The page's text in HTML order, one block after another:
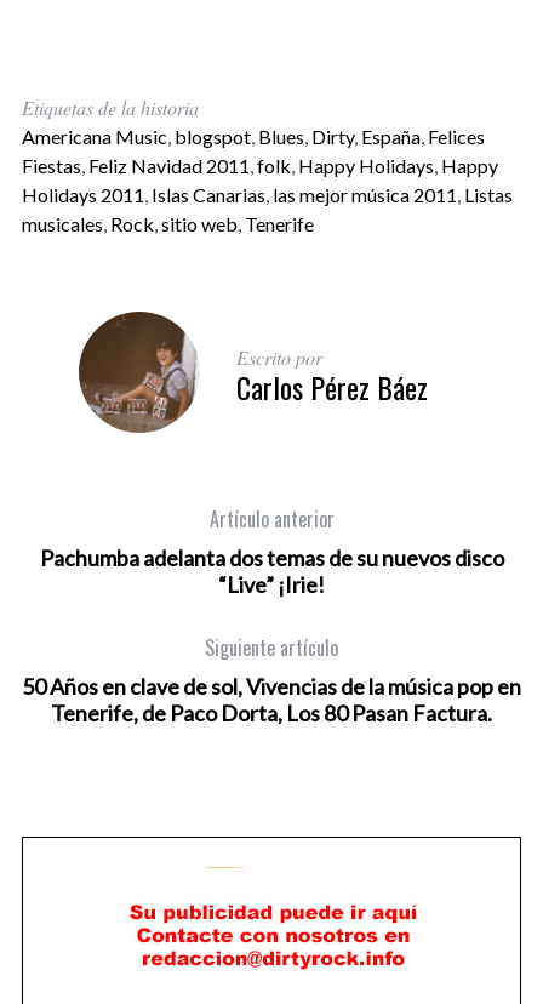
Etiquetas de la historia
Americana Music, blogspot, Blues, Dirty, España, Felices
Fiestas, Feliz Navidad 2011,folk, Happy Holidays, Happy
Holidays 2011, Islas Canarias, las mejor música 2011, Listas
musicales, Rock,sitio web, Tenerife
Escrito por
Carlos Pérez Báez
Artículo anterior
Pachumba adelanta dos temas de su nuevos disco
“Live” ¡Irie!
Siguiente artículo
50 Años en clave de sol, Vivencias de la música pop en
Tenerife, de Paco Dorta, Los 80 Pasan Factura.